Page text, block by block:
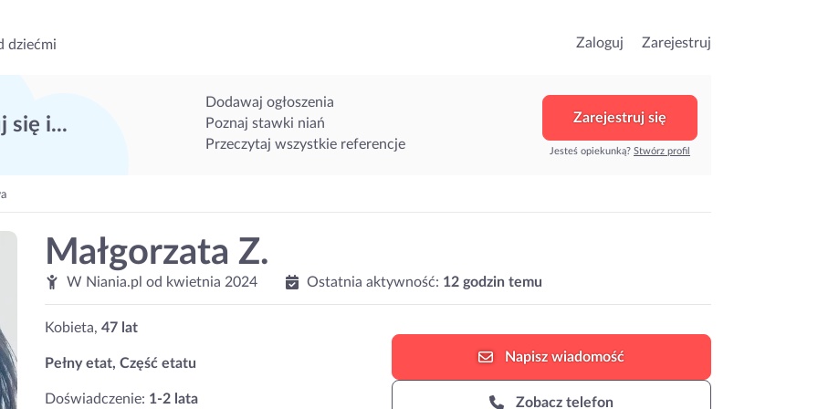
dziećmi Zaloguj Zarejestruj
się i...
Dodawaj ogłoszenia
Poznaj stawki niań
Przeczytaj wszystkie referencje
Zarejestruj się
Jesteś opiekunką? Stwórz profil
Małgorzata Z.
W Niania.pl od kwietnia 2024 Ostatnia aktywność: 12 godzin temu
Kobieta, 47 lat
Pełny etat, Część etatu
Doświadczenie: 1-2 lata
Napisz wiadomość
Zobacz telefon